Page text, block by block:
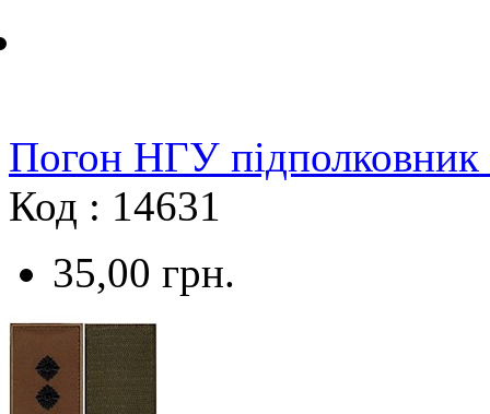
Погон НГУ підполковник
Код : 14631
35,00 грн.